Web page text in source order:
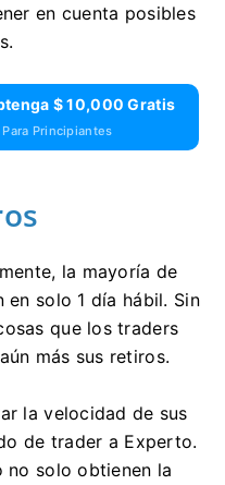
en cuenta posibles
$ 10,000 Gratis
Principiantes
la mayoría de
solo 1 día hábil. Sin
que los traders
más sus retiros.
la velocidad de sus
de trader a Experto.
no solo obtienen la